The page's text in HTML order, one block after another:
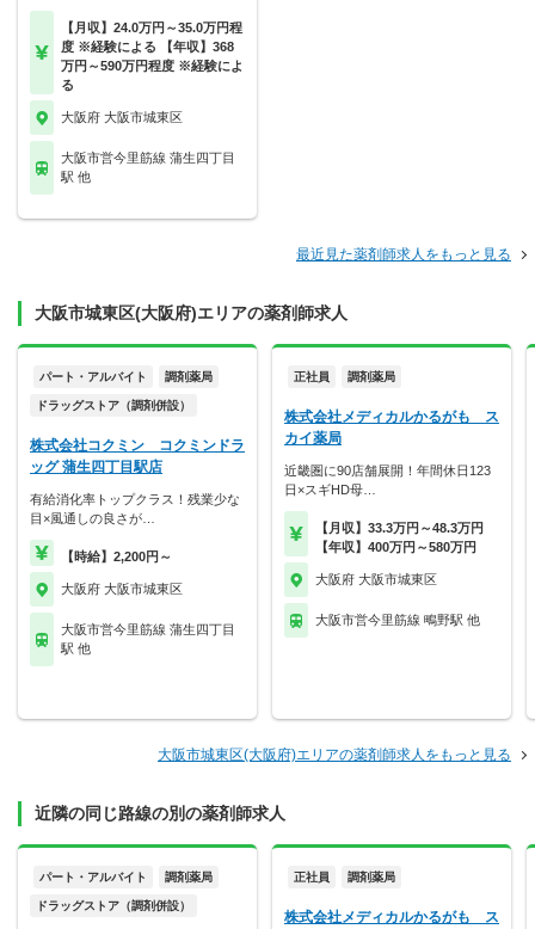
【月収】24.0万円～35.0万円程
度 ※経験による 【年収】368
万円～590万円程度 ※経験によ
る
大阪府 大阪市城東区
大阪市営今里筋線 蒲生四丁目
駅 他
最近見た薬剤師求人をもっと見る
大阪市城東区(大阪府)エリアの薬剤師求人
パート・アルバイト 調剤薬局
ドラッグストア（調剤併設）
株式会社コクミン コクミンドラ
ッグ 蒲生四丁目駅店
有給消化率トップクラス！残業少な
目×風通しの良さが…
【時給】2,200円～
大阪府 大阪市城東区
大阪市営今里筋線 蒲生四丁目
駅 他
正社員 調剤薬局
株式会社メディカルかるがも ス
カイ薬局
近畿圏に90店舗展開！年間休日123
日×スギHD母…
【月収】33.3万円～48.3万円
【年収】400万円～580万円
大阪府 大阪市城東区
大阪市営今里筋線 鴫野駅 他
大阪市城東区(大阪府)エリアの薬剤師求人をもっと見る
近隣の同じ路線の別の薬剤師求人
パート・アルバイト 調剤薬局
ドラッグストア（調剤併設）
正社員 調剤薬局
株式会社メディカルかるがも ス